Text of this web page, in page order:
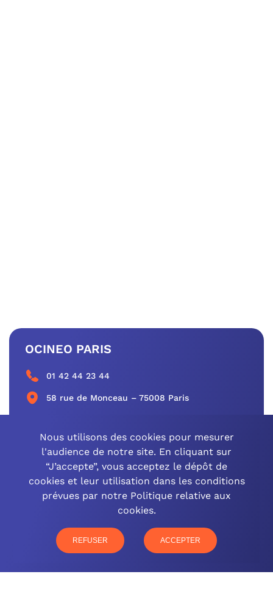
OCINEO PARIS
01 42 44 23 44
58 rue de Monceau – 75008 Paris
CONTACTEZ-NOUS
OCINEO GRAND EST
77 rue Paul Douce – 51480 Damery
CONTACTEZ-NOUS
Nous utilisons des cookies pour mesurer
l'audience de notre site. En cliquant sur
“J’accepte”, vous acceptez le dépôt de
cookies et leur utilisation dans les conditions
prévues par notre Politique relative aux
cookies.
REFUSER ACCEPTER